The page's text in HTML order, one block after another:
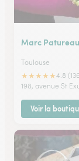
Marc
Toulouse
★★★★★4.8
198, avenue St
Voir la